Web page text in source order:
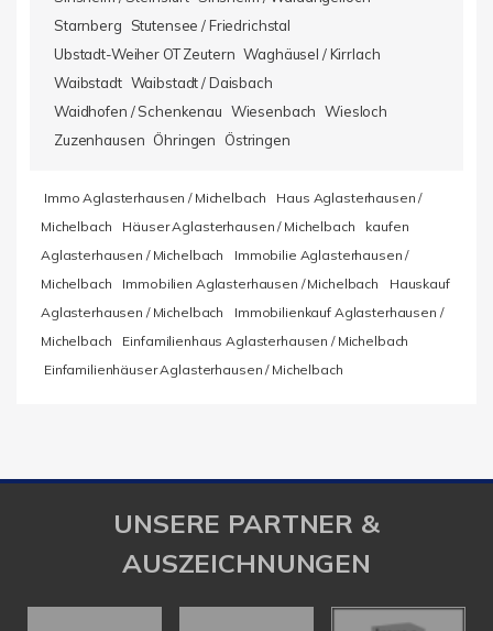
Starnberg
Stutensee / Friedrichstal
Ubstadt-Weiher OT Zeutern Waghäusel / Kirrlach
Waibstadt Waibstadt / Daisbach
Waidhofen / Schenkenau Wiesenbach Wiesloch
Zuzenhausen Öhringen Östringen
Immo Aglasterhausen / Michelbach
Haus Aglasterhausen /
Michelbach
Häuser Aglasterhausen / Michelbach
kaufen
Aglasterhausen / Michelbach
Immobilie Aglasterhausen /
Michelbach
Immobilien Aglasterhausen / Michelbach
Hauskauf
Aglasterhausen / Michelbach
Immobilienkauf Aglasterhausen /
Michelbach
Einfamilienhaus Aglasterhausen / Michelbach
Einfamilienhäuser Aglasterhausen / Michelbach
UNSERE PARTNER &
AUSZEICHNUNGEN